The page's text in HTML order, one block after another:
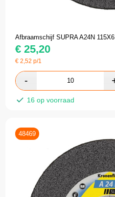
Afbraamschijf SUPRA A24N 115X6
€ 25,20
€2,52 p/1
16 op voorraad
48469